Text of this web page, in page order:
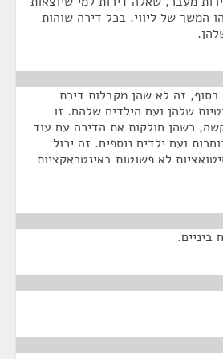
המשך של ליווי. בכל דירה שוהות
זה לא שהן מקבלות דירת
שלהן ועם הילדים שלהם. זו
כשהן חולקות את הדירה עם עוד
ועם ילדים נוספים. זה יכול
לא פשוטות באינטראקציות
ביניים.